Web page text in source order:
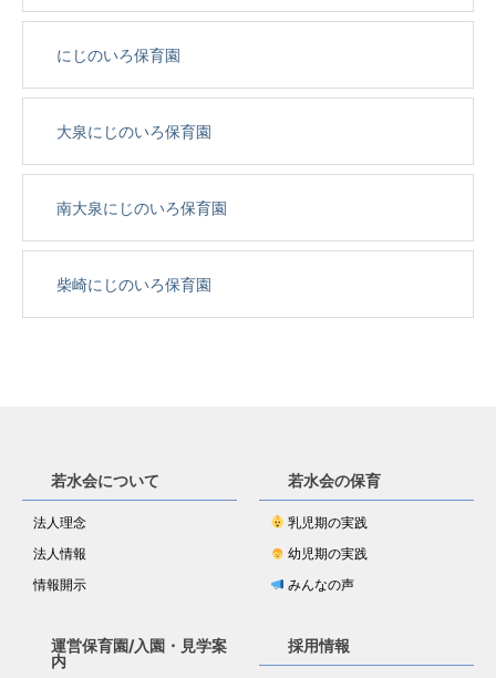
にじのいろ保育園
大泉にじのいろ保育園
南大泉にじのいろ保育園
柴崎にじのいろ保育園
若水会について
法人理念
法人情報
情報開示
若水会の保育
乳児期の実践
幼児期の実践
みんなの声
運営保育園/入園・見学案
内
採用情報